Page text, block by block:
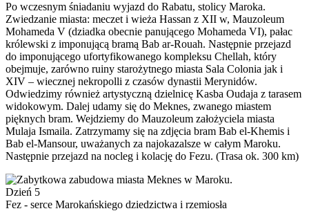
Po wczesnym śniadaniu wyjazd do Rabatu, stolicy Maroka.
Zwiedzanie miasta: meczet i wieża Hassan z XII w, Mauzoleum
Mohameda V (dziadka obecnie panującego Mohameda VI), pałac
królewski z imponującą bramą Bab ar-Rouah. Następnie przejazd
do imponującego ufortyfikowanego kompleksu Chellah, który
obejmuje, zarówno ruiny starożytnego miasta Sala Colonia jak i
XIV – wiecznej nekropolli z czasów dynastii Merynidów.
Odwiedzimy również artystyczną dzielnicę Kasba Oudaja z tarasem
widokowym. Dalej udamy się do Meknes, zwanego miastem
pięknych bram. Wejdziemy do Mauzoleum założyciela miasta
Mulaja Ismaila. Zatrzymamy się na zdjęcia bram Bab el-Khemis i
Bab el-Mansour, uważanych za najokazalsze w całym Maroku.
Następnie przejazd na nocleg i kolację do Fezu. (Trasa ok. 300 km)
Dzień 5
Fez - serce Marokańskiego dziedzictwa i rzemiosła